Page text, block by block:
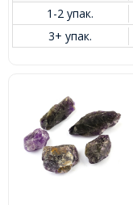
1-2 упак.
3+ упак.